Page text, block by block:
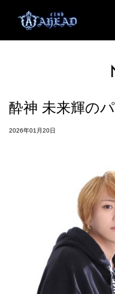
酔神 未来輝の
2026年01月20日